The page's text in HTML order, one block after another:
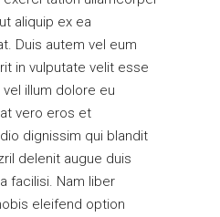
aliquip ex ea
Duis autem vel eum
in vulputate velit esse
illum dolore eu
vero eros et
dignissim qui blandit
delenit augue duis
facilisi. Nam liber
eleifend option